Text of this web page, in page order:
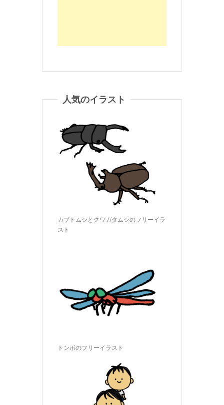
人気のイラスト
カブトムシとクワガタムシのフリーイラ
スト
トンボのフリーイラスト